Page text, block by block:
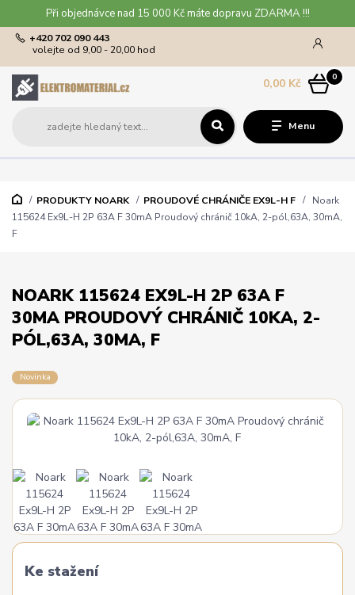
Při objednávce nad 15 000 Kč máte dopravu ZDARMA !!!
Menu
+420 702 090 443
volejte od 9,00 - 20,00 hod
0
0,00 Kč
PRODUKTY NOARK PROUDOVÉ CHRÁNIČE EX9L-H F
Noark
115624 Ex9L-H 2P 63A F 30mA Proudový chránič 10kA, 2-pól,63A, 30mA,
F
NOARK 115624 EX9L-H 2P 63A F
30MA PROUDOVÝ CHRÁNIČ 10KA, 2-
PÓL,63A, 30MA, F
Novinka
Ke stažení